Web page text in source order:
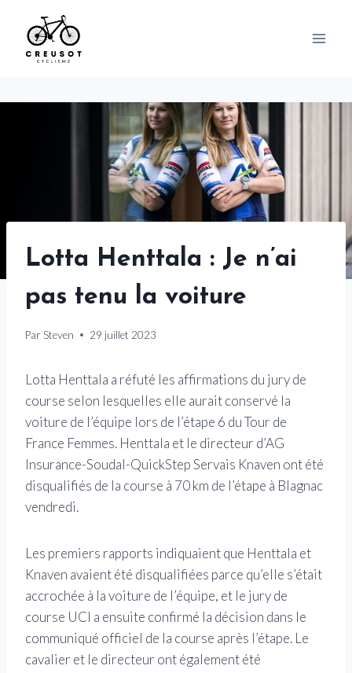
content
Lotta Henttala : Je n’ai
pas tenu la voiture
Par Steven 29 juillet 2023
Lotta Henttala a réfuté les affirmations du jury de
course selon lesquelles elle aurait conservé la
voiture de l’équipe lors de l’étape 6 du Tour de
France Femmes. Henttala et le directeur d’AG
Insurance-Soudal-QuickStep Servais Knaven ont été
disqualifiés de la course à 70 km de l’étape à Blagnac
vendredi.
Les premiers rapports indiquaient que Henttala et
Knaven avaient été disqualifiées parce qu’elle s’était
accrochée à la voiture de l’équipe, et le jury de
course UCI a ensuite confirmé la décision dans le
communiqué officiel de la course après l’étape. Le
cavalier et le directeur ont également été